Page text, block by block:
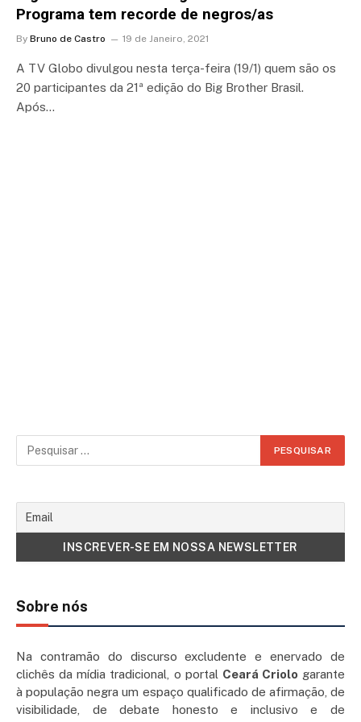
Programa tem recorde de negros/as
By Bruno de Castro 19 de Janeiro, 2021
A TV Globo divulgou nesta terça-feira (19/1) quem são os
20 participantes da 21ª edição do Big Brother Brasil.
Após…
Sobre nós
Na contramão do discurso excludente e enervado de
clichês da mídia tradicional, o portal Ceará Criolo garante
à população negra um espaço qualificado de afirmação, de
visibilidade, de debate honesto e inclusivo e de